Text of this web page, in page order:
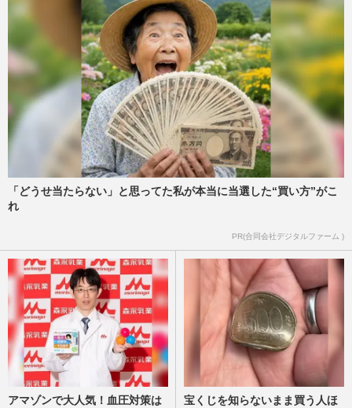
「どうせ当たらない」と思ってた私が本当に当選した“買い方”がこ
れ
PR(合同会社デジタルファーム )
アマゾンで大人気！血圧対策は
宝くじを知らないまま買う人ほ